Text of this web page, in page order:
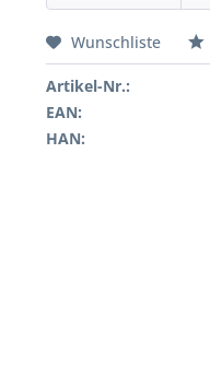
Wunschliste
Artikel-Nr.:
EAN:
HAN: